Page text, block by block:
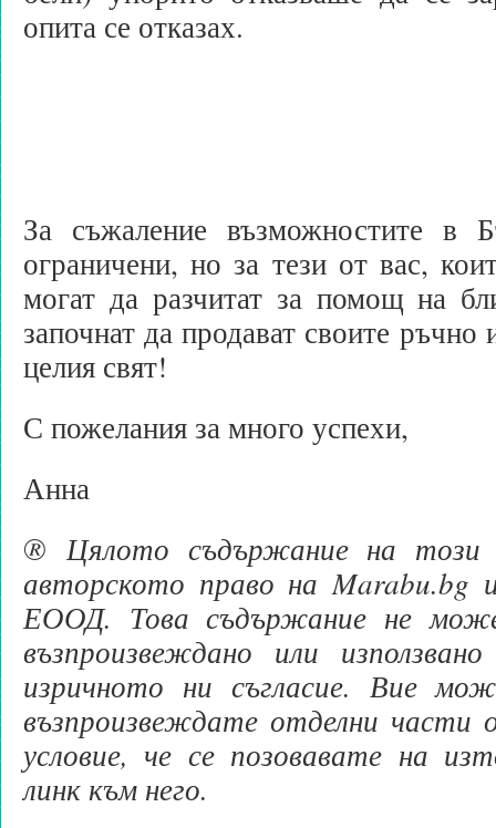
опита се отказах.
За съжаление възможностите в
ограничени, но за тези от вас,
могат да разчитат за помощ на
започнат да продават своите
целия свят!
С пожелания за много успехи,
Анна
® Цялото съдържание на този
авторското право на Marabu.bg
ЕООД. Това съдържание не
възпроизвеждано или
изричното ни съгласие. Вие
възпроизвеждате отделни
условие, че се позовавате на
линк към него.